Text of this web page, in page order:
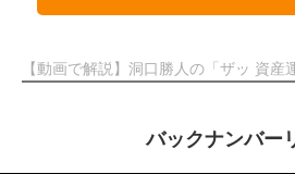
【動画で解説】洞口勝人の「ザッ 資産
バックナンバー